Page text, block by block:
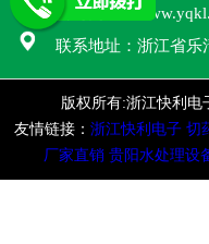
公司网址：
联系地址：浙江省乐
版权所有:浙江快利电
友情链接： 浙江快利电子 切
厂家直销 贵阳水处理设